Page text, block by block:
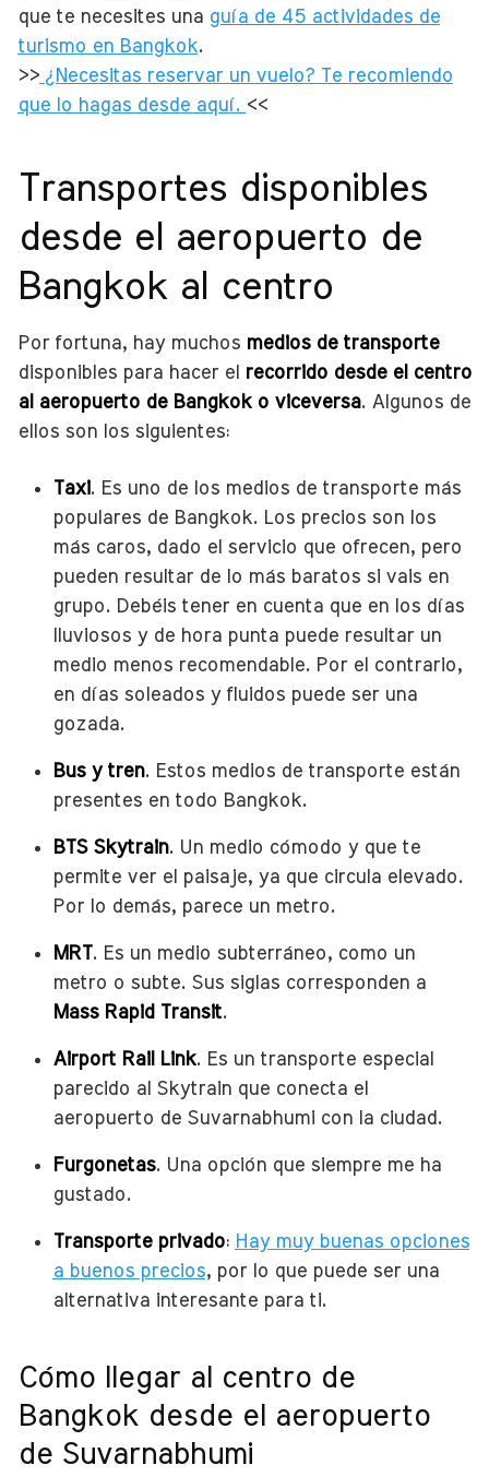
que te necesites una guía de 45 actividades de
turismo en Bangkok.
>> ¿Necesitas reservar un vuelo? Te recomiendo
que lo hagas desde aquí. <<
Transportes disponibles
desde el aeropuerto de
Bangkok al centro
Por fortuna, hay muchos medios de transporte
disponibles para hacer el
recorrido desde el centro
al aeropuerto de Bangkok o viceversa. Algunos de
ellos son los siguientes:
Taxi. Es uno de los medios de transporte más
populares de Bangkok. Los precios son los
más caros, dado el servicio que ofrecen, pero
pueden resultar de lo más baratos si vais en
grupo. Debéis tener en cuenta que en los días
lluviosos y de hora punta puede resultar un
medio menos recomendable. Por el contrario,
en días soleados y fluidos puede ser una
gozada.
Bus y tren. Estos medios de transporte están
presentes en todo Bangkok.
BTS Skytrain. Un medio cómodo y que te
permite ver el paisaje, ya que circula elevado.
Por lo demás, parece un metro.
MRT
. Es un medio subterráneo, como un
metro o subte. Sus siglas corresponden a
Mass Rapid Transit.
Airport Rail Link. Es un transporte especial
parecido al Skytrain que conecta el
aeropuerto de Suvarnabhumi con la ciudad.
Furgonetas. Una opción que siempre me ha
gustado.
Transporte privado: Hay muy buenas opciones
a buenos precios, por lo que puede ser una
alternativa interesante para ti.
Cómo llegar al centro de
Bangkok desde el aeropuerto
de Suvarnabhumi